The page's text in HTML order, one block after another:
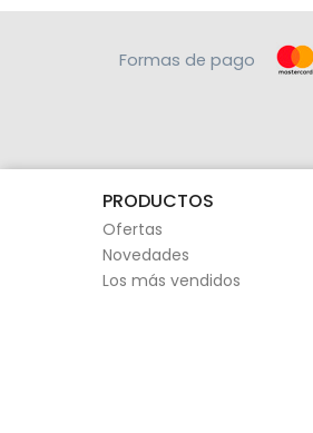
Formas de pago
PRODUCTOS
Ofertas
Novedades
Los más vendidos